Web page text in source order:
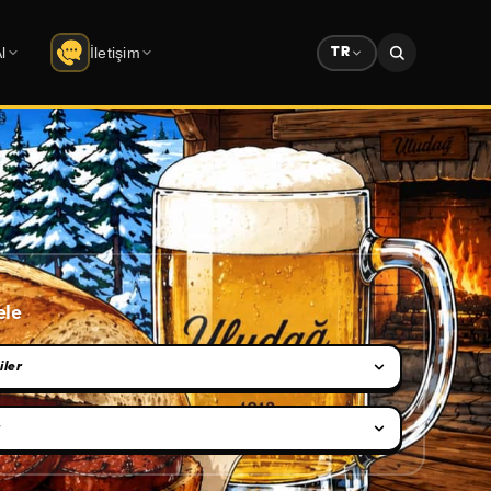
indir
İletişim
İletişim
Şirket bilgileri · form
Çözüm Ortaklarımız
Partner ekosistemi
Sponsorluk
Reklam & sponsorluk dosyası
TR